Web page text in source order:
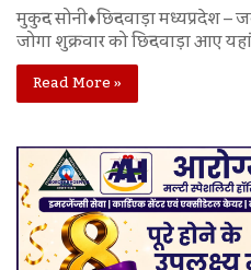
मुकुन्द सोनी♦छिन्दवाड़ा
जोगा शुक्रवार को छिन्दवाड़ा आए
Read More »